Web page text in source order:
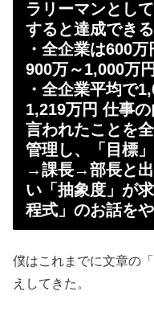
ラリーマンとし
すると達成でき
・全企業は600
900万～1,000万
・全企業平均で
1,219万円 仕事
言われたことを
管理し、「目標
→課長→部長と出
い「抽象度」が
程式」のお話を
僕はこれまでに文章の
えしてきた。